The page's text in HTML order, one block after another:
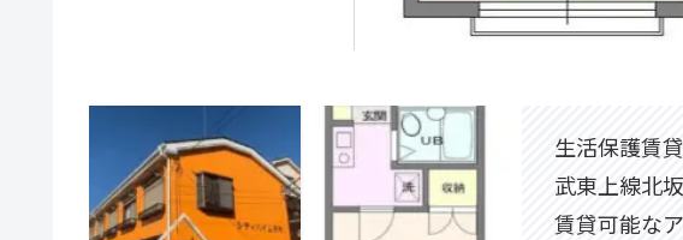
生活保護賃
武東上線北
賃貸可能な